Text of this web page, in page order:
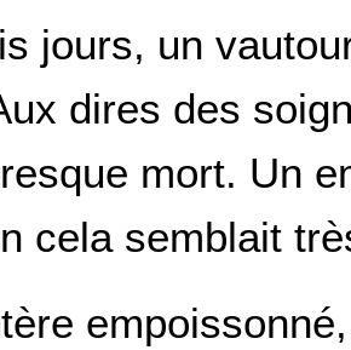
jours, un
dires des
mort. Un
cela semblait